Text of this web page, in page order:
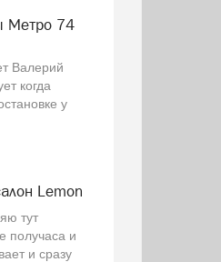
Метро 74
Валерий
когда
у
Lemon
тут
получаса и
и сразу